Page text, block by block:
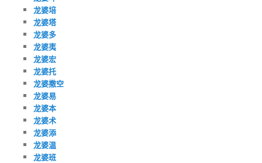
龙婆培
龙婆塔
龙婆多
龙婆夷
龙婆宏
龙婆托
龙婆撒空
龙婆易
龙婆本
龙婆术
龙婆添
龙婆温
龙婆班